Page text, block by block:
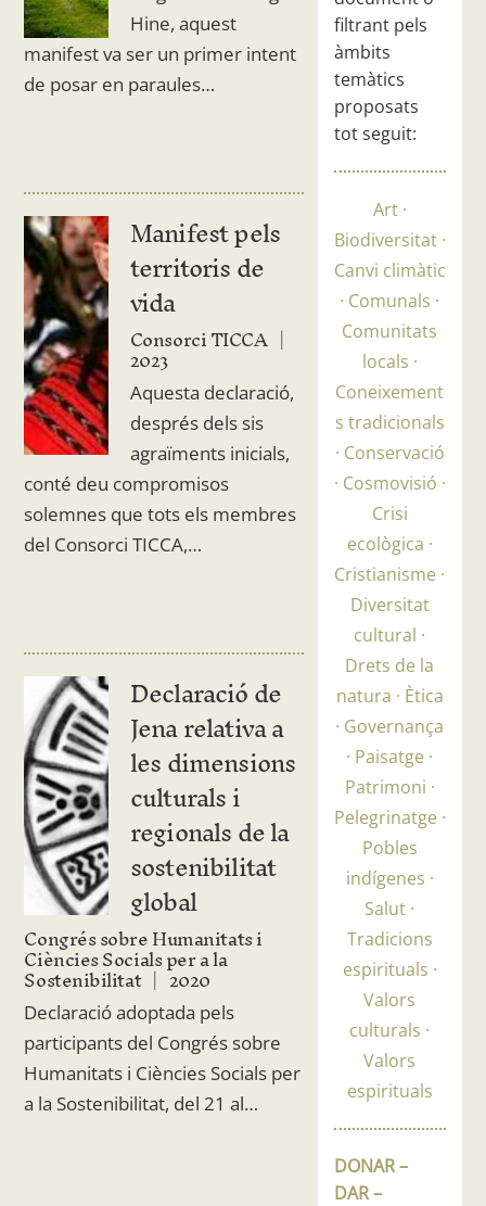
Hine, aquest
manifest va ser un primer intent
de posar en paraules…
Manifest pels
territoris de
vida
Consorci TICCA
2023
Aquesta declaració,
després dels sis
agraïments inicials,
conté deu compromisos
solemnes que tots els membres
del Consorci TICCA,…
Declaració de
Jena relativa a
les dimensions
culturals i
regionals de la
sostenibilitat
global
Congrés sobre Humanitats i
Ciències Socials per a la
Sostenibilitat 2020
Declaració adoptada pels
participants del Congrés sobre
Humanitats i Ciències Socials per
a la Sostenibilitat, del 21 al…
filtrant pels
àmbits
temàtics
proposats
tot seguit:
Art
Biodiversitat
Canvi climàtic
Comunals
Comunitats
locals
Coneixement
s tradicionals
Conservació
Cosmovisió
Crisi
ecològica
Cristianisme
Diversitat
cultural
Drets de la
natura
Ètica
Governança
Paisatge
Patrimoni
Pelegrinatge
Pobles
indígenes
Salut
Tradicions
espirituals
Valors
culturals
Valors
espirituals
DONAR –
DAR –